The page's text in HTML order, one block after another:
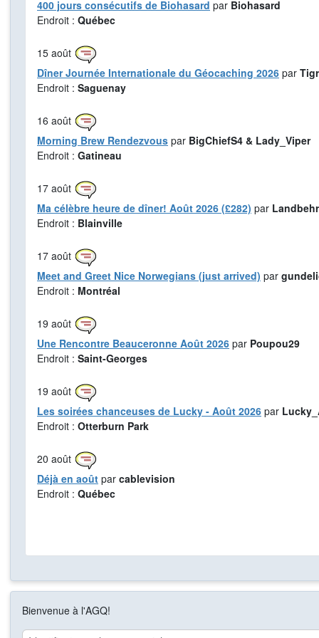
Bienvenue à l'AGQ!
400 jours consécutifs de Biohasard par Biohasard
Endroit : Québec
15 août
Dîner Journée Internationale du Géocaching 2026 par
Endroit : Saguenay
16 août
Morning Brew Rendezvous par BigChiefS4 & Lady_Viper
Endroit : Gatineau
17 août
Ma célèbre heure de dîner! Août 2026 (£282) par
Endroit : Blainville
17 août
Meet and Greet Nice Norwegians (just arrived) par
Endroit : Montréal
19 août
Une Rencontre Beauceronne Août 2026 par Poupou29
Endroit : Saint-Georges
19 août
Les soirées chanceuses de Lucky - Août 2026 par
Endroit : Otterburn Park
20 août
Déjà en août par cablevision
Endroit : Québec